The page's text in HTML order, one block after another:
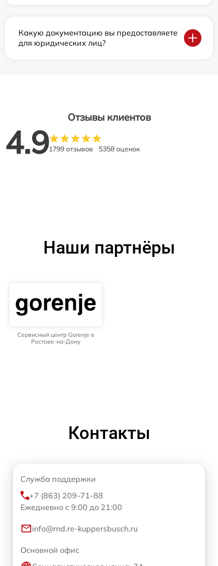
Какую документацию вы предоставляете
для юридических лиц?
Отзывы клиентов
4.91799 отзывов 5358 оценок
Наши партнёры
Сервисный центр Gorenje в
Ростове-на-Дону
Контакты
Служба поддержки
+7 (863) 209-71-88
Ежедневно с 9:00 до 21:00
info@rnd.re-kuppersbusch.ru
Основной офис